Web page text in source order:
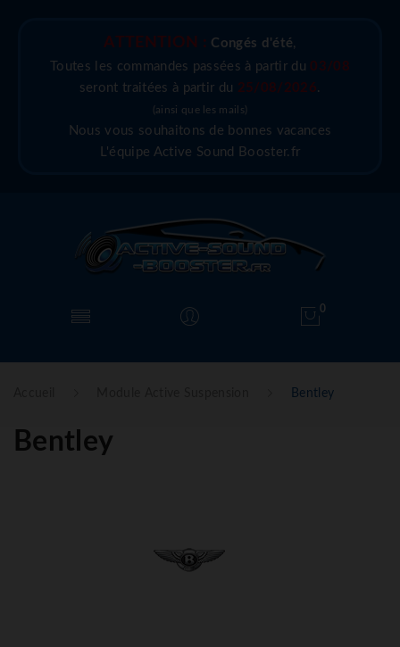
ATTENTION : Congés d'été,
Toutes les commandes passées à partir du 03/08
seront traitées à partir du 25/08/2026.
(ainsi que les mails)
Nous vous souhaitons de bonnes vacances
L'équipe Active Sound Booster.fr
0
Bentley
Bentley